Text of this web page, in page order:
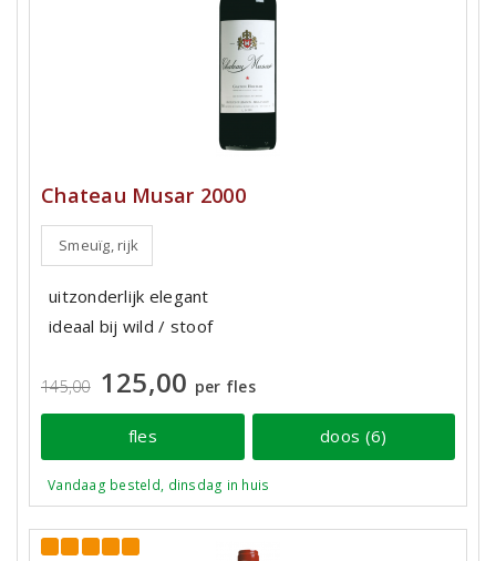
Chateau Musar 2000
Smeuïg, rijk
uitzonderlijk elegant
ideaal bij wild / stoof
145,00 125,00 per fles
fles doos (6)
Vandaag besteld, dinsdag in huis